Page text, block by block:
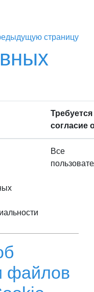
страницу
Требуется
согласие
Все
файлов